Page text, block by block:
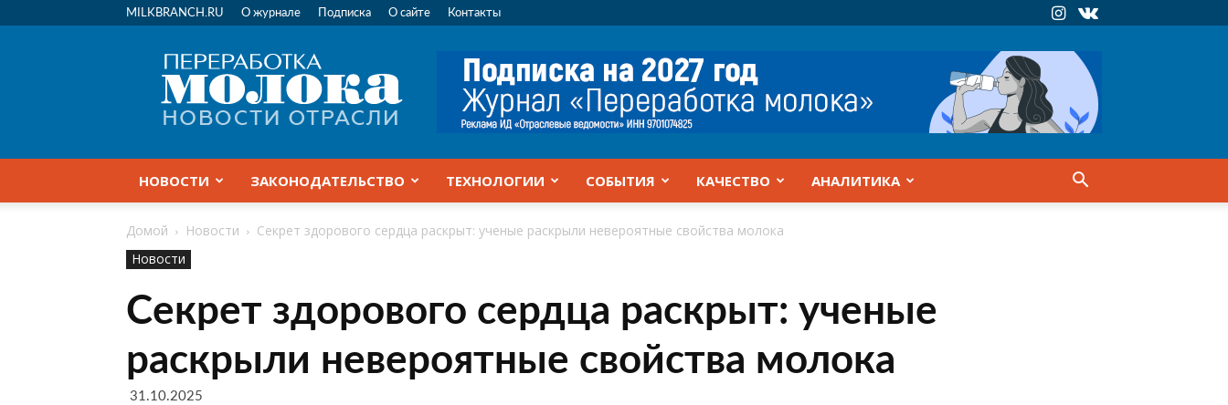
MILKBRANCH.RU О журнале Подписка О сайте Контакты
Переработка
молока
|
Новости
НОВОСТИ ЗАКОНОДАТЕЛЬСТВО ТЕХНОЛОГИИ СОБЫТИЯ КАЧЕСТВО АНАЛИТИКА
Домой Новости
Секрет здорового сердца раскрыт: ученые раскрыли невероятные свойства молока
Новости
Секрет здорового сердца раскрыт: ученые
раскрыли невероятные свойства молока
31.10.2025